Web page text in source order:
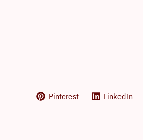
Pinterest LinkedIn